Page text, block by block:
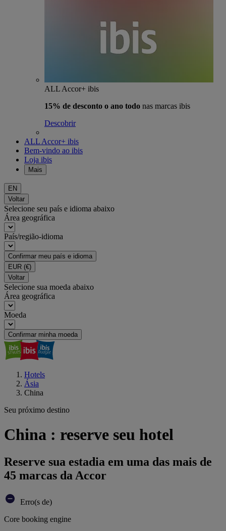
ALL Accor+ ibis
15% de desconto o ano todo nas marcas ibis
Descobrir
ALL Accor+ ibis
Bem-vindo ao ibis
Loja ibis
Mais
EN
Voltar
Selecione seu país e idioma abaixo
Área geográfica
País/região-idioma
Confirmar meu país e idioma
EUR (€)
Voltar
Selecione sua moeda abaixo
Área geográfica
Moeda
Confirmar minha moeda
Hotels
Ásia
China
Seu próximo destino
China : reserve seu hotel
Reserve sua estadia em uma das mais de
45 marcas da Accor
Erro(s de)
Core booking engine